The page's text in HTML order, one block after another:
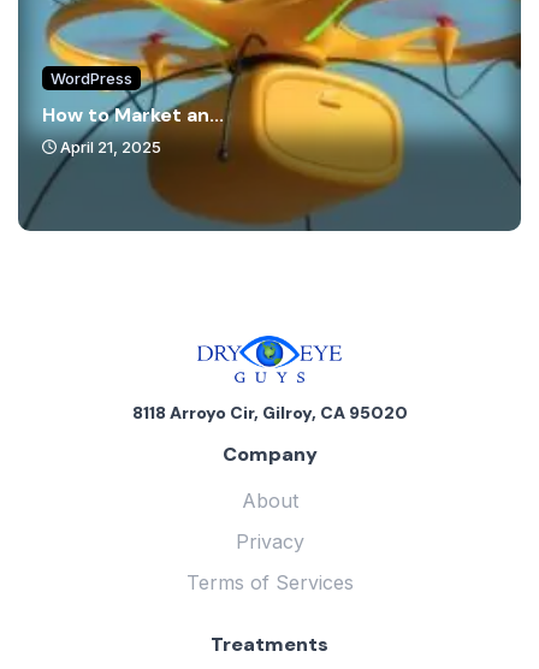
WordPress
How to Market an...
April 21, 2025
8118 Arroyo Cir, Gilroy, CA 95020
Company
About
Privacy
Terms of Services
Treatments